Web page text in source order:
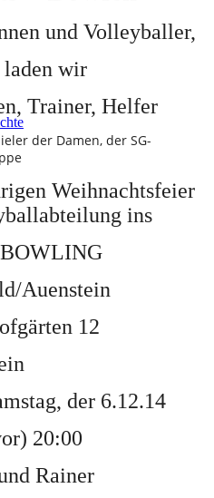
und Volleyballer,
wir
Trainer, Helfer
der Damen, der SG-
Weihnachtsfeier
ins
Auenstein
12
der 6.12.14
20:00
Rainer